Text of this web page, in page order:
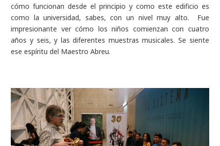
cómo funcionan desde el principio y como este edificio es
como la universidad, sabes, con un nivel muy alto. Fue
impresionante ver cómo los niños comienzan con cuatro
años y seis, y las diferentes muestras musicales. Se siente
ese espíritu del Maestro Abreu.